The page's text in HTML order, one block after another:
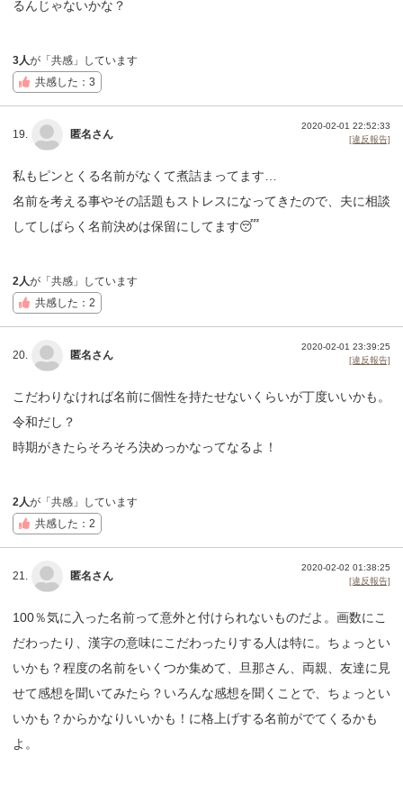
るんじゃないかな？
3人が「共感」しています
共感した：3
19. 匿名さん
2020-02-01 22:52:33
[違反報告]
私もピンとくる名前がなくて煮詰まってます…
名前を考える事やその話題もストレスになってきたので、夫に相談
してしばらく名前決めは保留にしてます😴
2人が「共感」しています
共感した：2
20. 匿名さん
2020-02-01 23:39:25
[違反報告]
こだわりなければ名前に個性を持たせないくらいが丁度いいかも。
令和だし？
時期がきたらそろそろ決めっかなってなるよ！
2人が「共感」しています
共感した：2
21. 匿名さん
2020-02-02 01:38:25
[違反報告]
100％気に入った名前って意外と付けられないものだよ。画数にこ
だわったり、漢字の意味にこだわったりする人は特に。ちょっとい
いかも？程度の名前をいくつか集めて、旦那さん、両親、友達に見
せて感想を聞いてみたら？いろんな感想を聞くことで、ちょっとい
いかも？からかなりいいかも！に格上げする名前がでてくるかも
よ。